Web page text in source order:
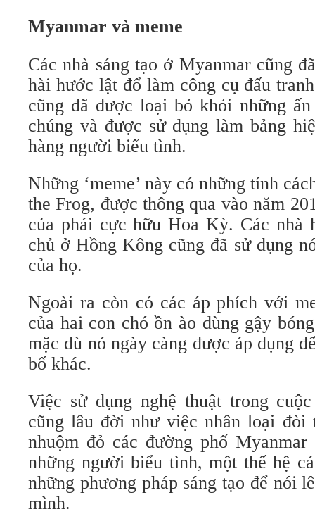
Myanmar và meme
Các nhà sáng tạo ở Myanmar cũng
hài hước lật đổ làm công cụ đấu
cũng đã được loại bỏ khỏi những
chúng và được sử dụng làm bảng
hàng người biểu tình.
Những ‘meme’ này có những tính
the Frog, được thông qua vào năm
của phái cực hữu Hoa Kỳ. Các nhà
chủ ở Hồng Kông cũng đã sử dụng
của họ.
Ngoài ra còn có các áp phích với
của hai con chó ồn ào dùng gậy
mặc dù nó ngày càng được áp dụng
bố khác.
Việc sử dụng nghệ thuật trong
cũng lâu đời như việc nhân loại đòi
nhuộm đỏ các đường phố
những người biểu tình, một thế hệ
những phương pháp sáng tạo để nói
mình.